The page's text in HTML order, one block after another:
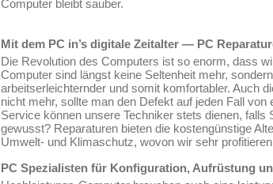
Computer bleibt sauber.
Mit dem PC in’s digitale Zeitalter — PC
Die Revolution des Computers ist so enorm, dass
Computer sind längst keine Seltenheit mehr,
arbeitserleichternder und somit komfortabler. Auch
nicht mehr, sollte man den Defekt auf jeden Fall
Service können unsere Techniker stets dienen, falls
gewusst? Reparaturen bieten die kostengünstige
Umwelt- und Klimaschutz, wovon wir sehr
PC Spezialisten für Konfiguration, Aufrüstung